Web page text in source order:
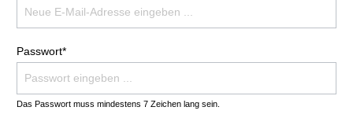
Passwort*
Das Passwort muss mindestens 7 Zeichen lang sein.